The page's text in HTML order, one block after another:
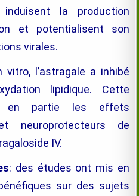
la production
et potentialisent son
virales.
vitro, l’astragale a inhibé
lipidique. Cette
en partie les effets
neuroprotecteurs de
IV.
: des études ont mis en
sur des sujets